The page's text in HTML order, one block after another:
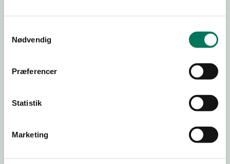
Nødvendig
Præferencer
Statistik
Marketing
Virksomhedstype
ID-nummer